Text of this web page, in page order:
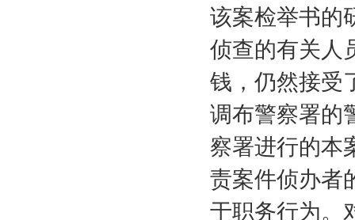
该案检举书的
侦查的有关人
钱，仍然接受
调布警察署的
察署进行的本
责案件侦办者
于职务行为。